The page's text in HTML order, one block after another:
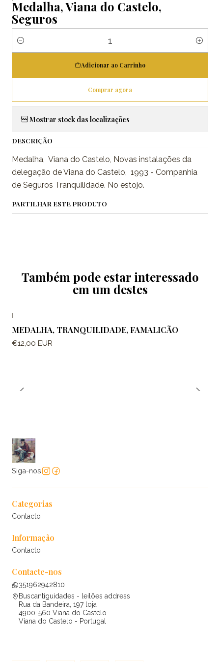
Medalha, Viana do Castelo,
Seguros
Quantidade
Adicionar ao Carrinho
Comprar agora
Mostrar stock das localizações
DESCRIÇÃO
Medalha, Viana do Castelo, Novas instalações da
delegação de Viana do Castelo, 1993 - Companhia
de Seguros Tranquilidade. No estojo.
PARTILHAR ESTE PRODUTO
Também pode estar interessado
em um destes
MEDALHA, TRANQUILIDADE, FAMALICÃO
€12,00 EUR
Siga-nos
Categorias
Contacto
Informação
Contacto
Contacte-nos
351962942810
Buscantiguidades - leilões address
Rua da Bandeira, 197 loja
4900-560 Viana do Castelo
Viana do Castelo - Portugal